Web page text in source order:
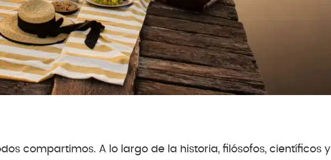
compartimos. A lo largo de la historia, filósofos, científicos y